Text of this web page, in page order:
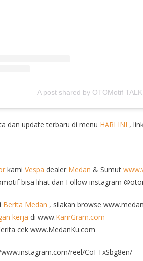
A post shared by OTOMotif
dan update terbaru di menu HARI INI ,
kami Vespa dealer Medan & Sumut
bisa lihat dan Follow instagram
Berita Medan , silakan browse
kerja di www.KarirGram.com
cek www.MedanKu.com
reel/CoFTxSbg8en/